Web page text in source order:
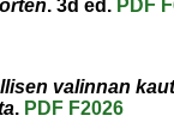
. 3d ed. PDF
valinnan
. PDF F2026